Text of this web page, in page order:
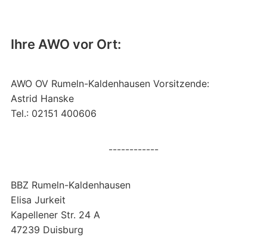
Ihre AWO vor Ort:
AWO OV Rumeln-Kaldenhausen Vorsitzende:
Astrid Hanske
Tel.: 02151 400606
------------
BBZ Rumeln-Kaldenhausen
Elisa Jurkeit
Kapellener Str. 24 A
47239 Duisburg